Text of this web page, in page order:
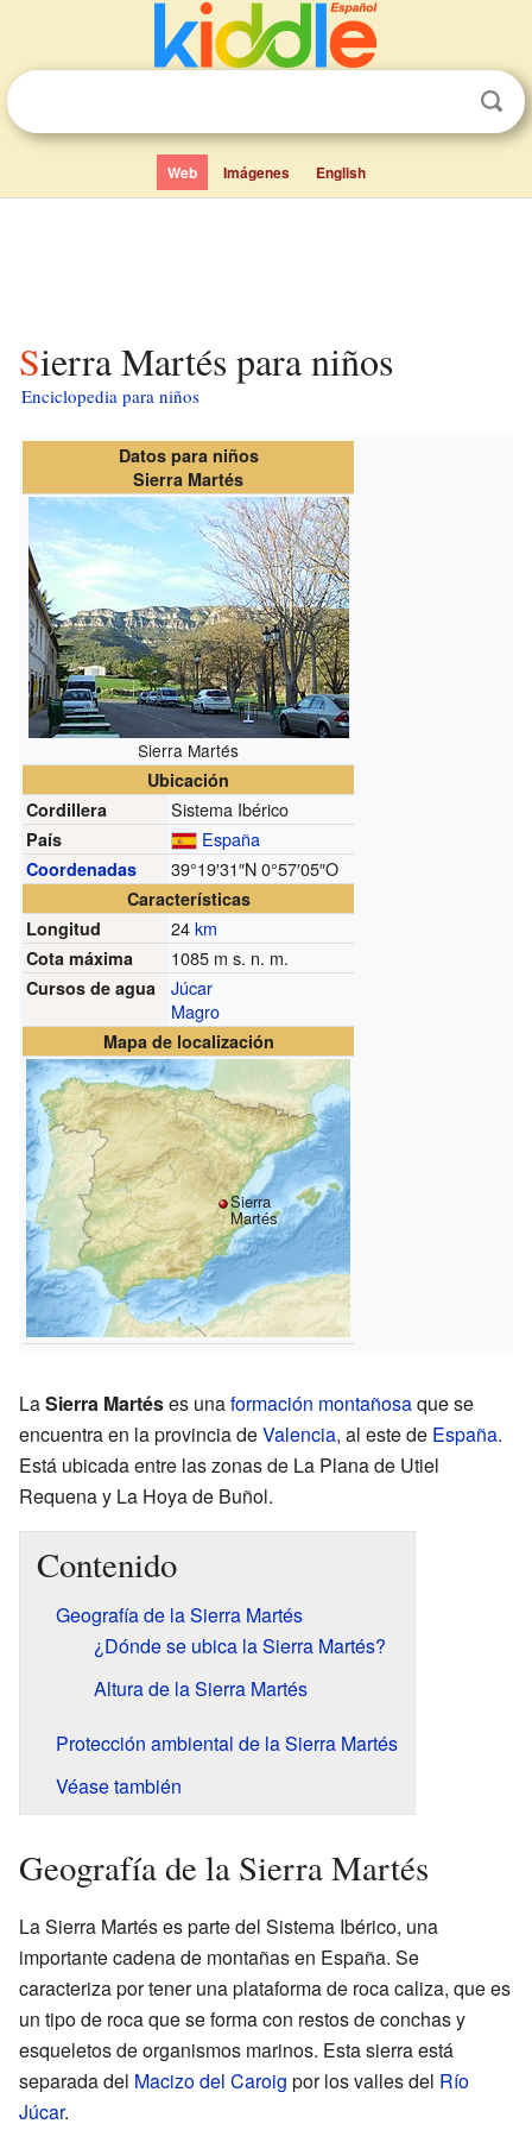
Web Imágenes English
Sierra Martés para niños
Enciclopedia para niños
Datos para niños
Sierra Martés
Sierra Martés
Ubicación
Cordillera
Sistema Ibérico
País España
Coordenadas 39°19′31″N0°57′05″O
Características
Longitud
24km
Cota máxima 1085 m s. n. m.
Cursos de agua
Júcar
Magro
Mapa de localización
Sierra
Martés
LaSierra Martéses unaformación montañosaque se
encuentra en la provincia deValencia, al este de España.
Está ubicada entre las zonas de La Plana de Utiel
Requena y La Hoya de Buñol.
Contenido
Geografía de la Sierra Martés
¿Dónde se ubica la Sierra Martés?
Altura de la Sierra Martés
Protección ambiental de la Sierra Martés
Véase también
Geografía de la Sierra Martés
La Sierra Martés es parte del Sistema Ibérico, una
importante cadena de montañas en España. Se
caracteriza por tener una plataforma de roca caliza, que es
un tipo de roca que se forma con restos de conchas y
esqueletos de organismos marinos. Esta sierra está
separada del Macizo del Caroig por los valles del Río
Júcar.